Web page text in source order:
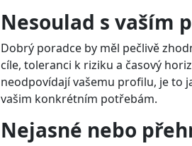
Nesoulad s vaším
Dobrý poradce by měl pečlivě
cíle, toleranci k riziku a časový
neodpovídají vašemu profilu, je to
vašim konkrétním potřebám.
Nejasné nebo